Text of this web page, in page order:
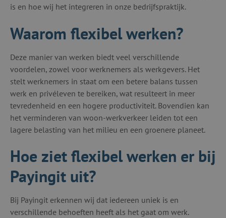
is en hoe wij het integreren in onze bedrijfspraktijk.
Waarom flexibel werken?
Deze manier van werken biedt veel verschillende
voordelen, zowel voor werknemers als werkgevers. Het
stelt werknemers in staat om een betere balans tussen
werk en privéleven te bereiken, wat resulteert in meer
tevredenheid en een hogere productiviteit. Bovendien kan
het verminderen van woon-werkverkeer leiden tot een
lagere belasting van het milieu en een groenere planeet.
Hoe ziet flexibel werken er bij
Payingit uit?
Bij Payingit erkennen wij dat iedereen uniek is en
verschillende behoeften heeft als het gaat om werk.